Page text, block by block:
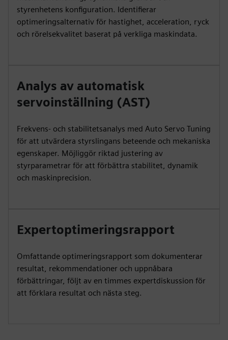
styrenhetens konfiguration. Identifierar
optimeringsalternativ för hastighet, acceleration, ryck
och rörelsekvalitet baserat på verkliga maskindata.
Analys av automatisk
servoinställning (AST)
Frekvens- och stabilitetsanalys med Auto Servo Tuning
för att utvärdera styrslingans beteende och mekaniska
egenskaper. Möjliggör riktad justering av
styrparametrar för att förbättra stabilitet, dynamik
och maskinprecision.
Expertoptimeringsrapport
Omfattande optimeringsrapport som dokumenterar
resultat, rekommendationer och uppnåbara
förbättringar, följt av en timmes expertdiskussion för
att förklara resultat och nästa steg.